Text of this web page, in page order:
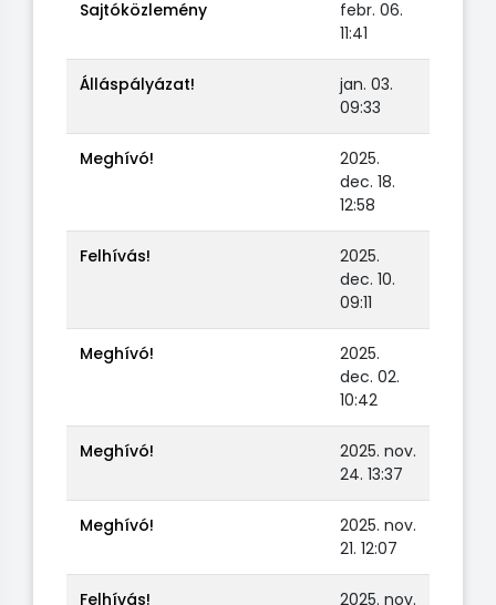
Sajtóközlemény
febr. 06.
11:41
Álláspályázat!
jan. 03.
09:33
Meghívó!
2025.
dec. 18.
12:58
Felhívás!
2025.
dec. 10.
09:11
Meghívó!
2025.
dec. 02.
10:42
Meghívó!
2025. nov.
24. 13:37
Meghívó!
2025. nov.
21. 12:07
Felhívás!
2025. nov.